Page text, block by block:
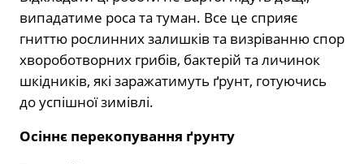
випадатиме роса та туман. Все це сприяє
гниттю рослинних залишків та визріванню спор
хвороботворних грибів, бактерій та личинок
шкідників, які заражатимуть ґрунт, готуючись
до успішної зимівлі.
Осіннє перекопування ґрунту